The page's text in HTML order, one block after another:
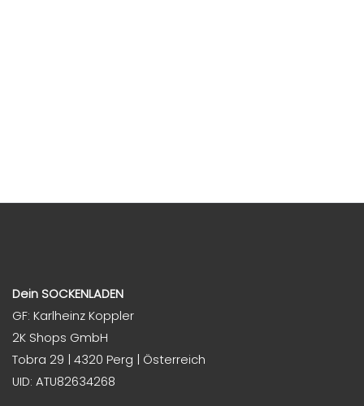
Dein SOCKENLADEN
GF: Karlheinz Koppler
2K Shops GmbH
Tobra 29 | 4320 Perg | Österreich
UID: ATU82634268